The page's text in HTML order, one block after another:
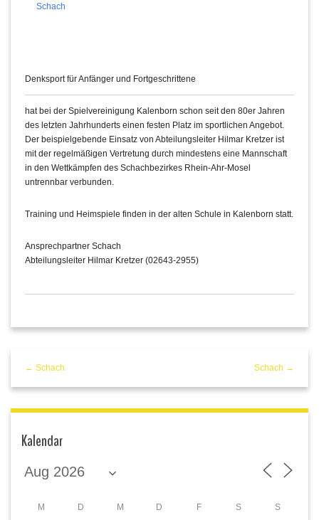
Schach
Denksport für Anfänger und Fortgeschrittene
hat bei der Spielvereinigung Kalenborn schon seit den 80er Jahren
des letzten Jahrhunderts einen festen Platz im sportlichen Angebot.
Der beispielgebende Einsatz von Abteilungsleiter Hilmar Kretzer ist
mit der regelmäßigen Vertretung durch mindestens eine Mannschaft
in den Wettkämpfen des Schachbezirkes Rhein-Ahr-Mosel
untrennbar verbunden.
Training und Heimspiele finden in der alten Schule in Kalenborn statt.
Ansprechpartner Schach
Abteilungsleiter Hilmar Kretzer (02643-2955)
← Schach Schach →
Kalendar
M D M D F S S